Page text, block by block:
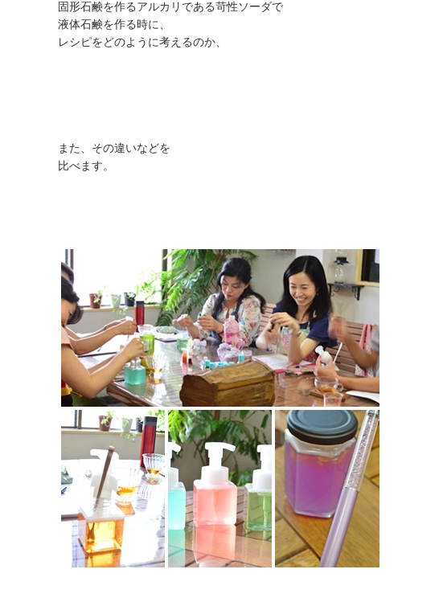
固形石鹸を作るアルカリである苛性ソーダで
液体石鹸を作る時に、
レシピをどのように考えるのか、
また、その違いなどを
比べます。